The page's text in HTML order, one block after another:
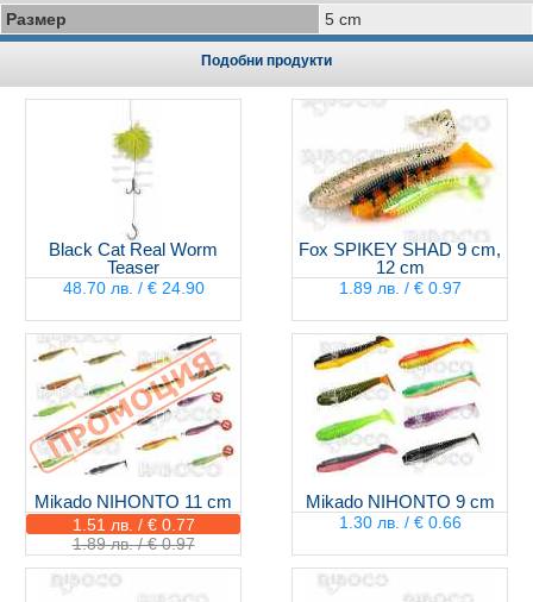
Размер 5 cm
Подобни продукти
Black Cat Real Worm
Teaser
48.70 лв. / € 24.90
Fox SPIKEY SHAD 9 cm,
12 cm
1.89 лв. / € 0.97
Mikado NIHONTO 11 cm
1.51 лв. / € 0.77
1.89 лв. / € 0.97
Mikado NIHONTO 9 cm
1.30 лв. / € 0.66